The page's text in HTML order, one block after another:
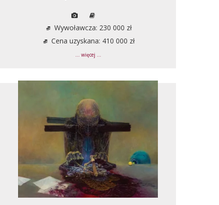
Wywoławcza: 230 000 zł
Cena uzyskana: 410 000 zł
... więcej ...